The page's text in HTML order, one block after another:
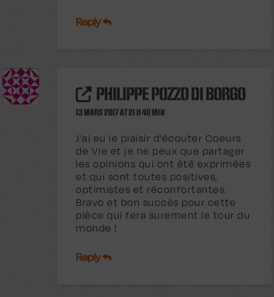
Reply
PHILIPPE POZZO DI BORGO
13 MARS 2017 AT 21 H 40 MIN
J’ai eu le plaisir d’écouter Coeurs
de Vie et je ne peux que partager
les opinions qui ont été exprimées
et qui sont toutes positives,
optimistes et réconfortantes.
Bravo et bon succès pour cette
pièce qui fera surement le tour du
monde !
Reply